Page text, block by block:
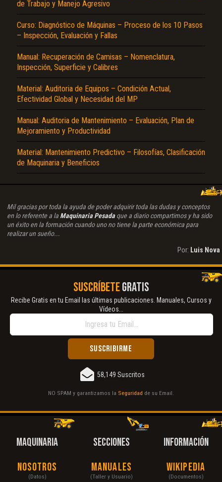
de Trabajo y Manejo Agresivo
Curso: Diagnóstico de Máquinas – Proceso de los 10 Pasos
– Inspección, Evaluación y Fallas
Manual: Recuperación de Camisas – Nomenclatura,
Inspección, Superficie y Calibres
Material: Auditoria de Equipos – Condición Actual,
Efectividad Global y Necesidad del MP
Manual: Auditoria de Mantenimiento – Evaluación, Plan de
Mejoramiento y Productividad
Material: Mantenimiento Predictivo – Filosofías, Clasificación
de Maquinaria y Beneficios
Mil gracias por toda la ayuda de poder adquirir toda las dudas y conceptos
en lo referente a la Maquinaria Pesadaque a diario compartimos y ha sido
un éxito en la formación cuando uno no tiene la parte económica para
realizar un sueño...
Por: Luis Nova
SUSCRÍBETEGRATIS
Recibe Gratis en tu Email las últimas publicaciones. Manuales, Cursos y
Vídeos...
58,149 Suscritos
NO SPAM y garantizamos la Seguridad de su Email.
MAQUINARIA
Nosotros
(Datos)
SECCIONES
Manuales
(Taller y Usuario)
INFORMACIÓN
Wikipedia
(Documentos)